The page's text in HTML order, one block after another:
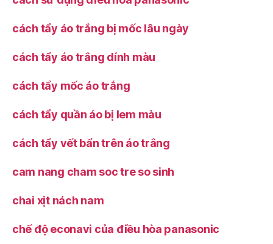
cách tẩy áo trắng bị mốc lâu ngày
cách tẩy áo trắng dính màu
cách tẩy mốc áo trắng
cách tẩy quần áo bị lem màu
cách tẩy vết bẩn trên áo trắng
cam nang cham soc tre so sinh
chai xịt nách nam
chế độ econavi của điều hòa panasonic